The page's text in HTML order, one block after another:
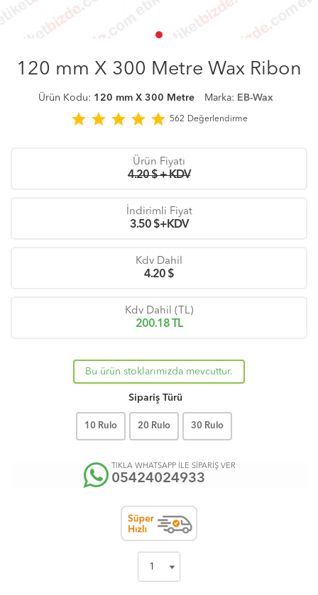
120 mm X 300 Metre Wax Ribon
Ürün Kodu: 120 mm X 300 Metre Marka: EB-Wax
star star star star star 562 Değerlendirme
Ürün Fiyatı
4.20 $ + KDV
İndirimli Fiyat
3.50 $+KDV
Kdv Dahil
4.20 $
Kdv Dahil (TL)
200.18 TL
Bu ürün stoklarımızda mevcuttur.
Sipariş Türü
10 Rulo 20 Rulo 30 Rulo
TIKLA WHATSAPP İLE SİPARİŞ VER
05424024933